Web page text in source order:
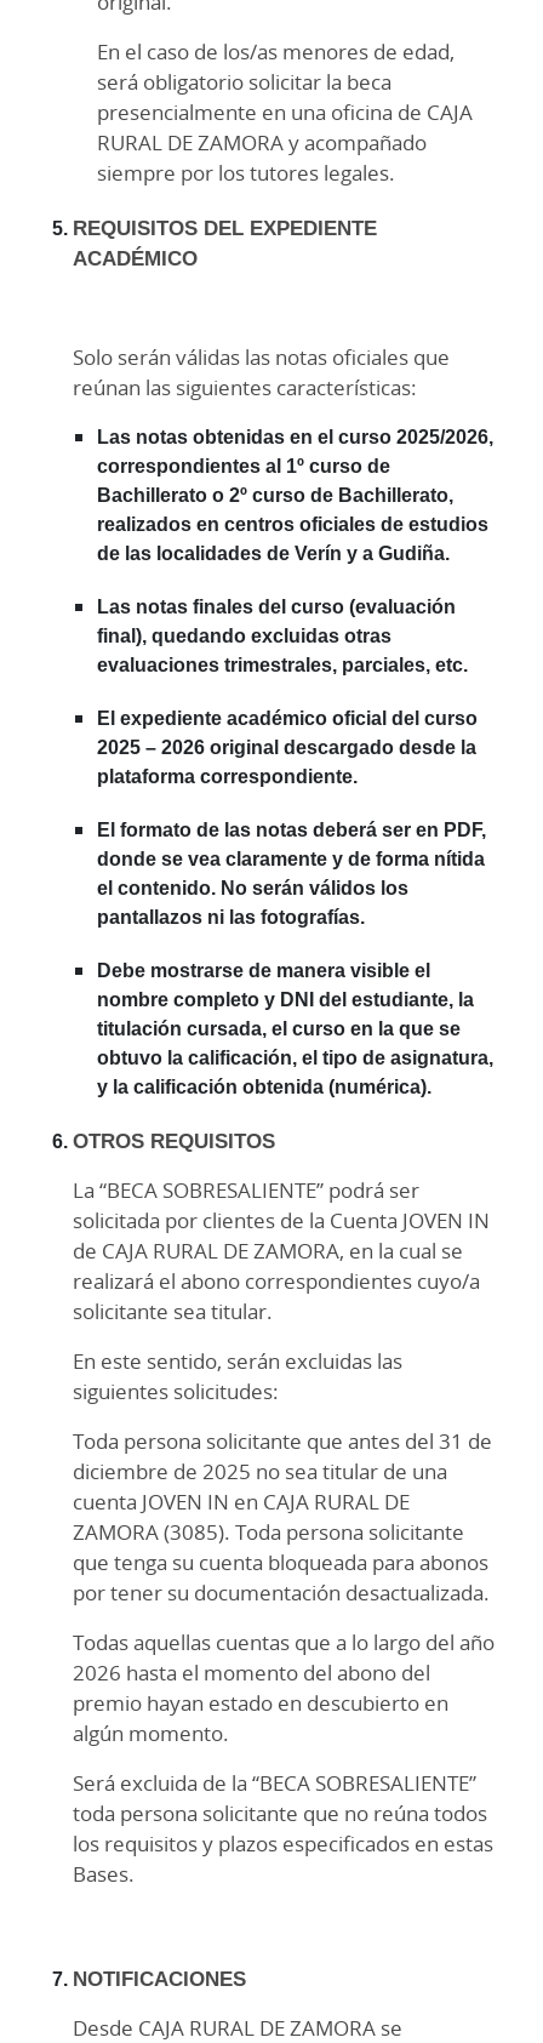
En el caso de los/as menores de edad,
será obligatorio solicitar la beca
presencialmente en una oficina de CAJA
RURAL DE ZAMORA y acompañado
siempre por los tutores legales.
REQUISITOS DEL EXPEDIENTE
ACADÉMICO
Solo serán válidas las notas oficiales que
reúnan las siguientes características:
Las notas obtenidas en el curso 2025/2026,
correspondientes al 1º curso de
Bachillerato o 2º curso de Bachillerato,
realizados en centros oficiales de estudios
de las localidades de Verín y a Gudiña.
Las notas finales del curso (evaluación
final), quedando excluidas otras
evaluaciones trimestrales, parciales, etc.
El expediente académico oficial del curso
2025 – 2026 original descargado desde la
plataforma correspondiente.
El formato de las notas deberá ser en PDF,
donde se vea claramente y de forma nítida
el contenido. No serán válidos los
pantallazos ni las fotografías.
Debe mostrarse de manera visible el
nombre completo y DNI del estudiante, la
titulación cursada, el curso en la que se
obtuvo la calificación, el tipo de asignatura,
y la calificación obtenida (numérica).
OTROS REQUISITOS
La “BECA SOBRESALIENTE” podrá ser
solicitada por clientes de la Cuenta JOVEN IN
de CAJA RURAL DE ZAMORA, en la cual se
realizará el abono correspondientes cuyo/a
solicitante sea titular.
En este sentido, serán excluidas las
siguientes solicitudes:
Toda persona solicitante que antes del 31 de
diciembre de 2025 no sea titular de una
cuenta JOVEN IN en CAJA RURAL DE
ZAMORA (3085). Toda persona solicitante
que tenga su cuenta bloqueada para abonos
por tener su documentación desactualizada.
Todas aquellas cuentas que a lo largo del año
2026 hasta el momento del abono del
premio hayan estado en descubierto en
algún momento.
Será excluida de la “BECA SOBRESALIENTE”
toda persona solicitante que no reúna todos
los requisitos y plazos especificados en estas
Bases.
NOTIFICACIONES
Desde CAJA RURAL DE ZAMORA se